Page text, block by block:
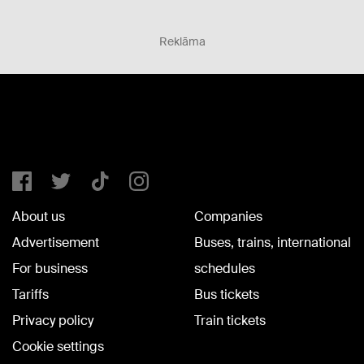
Reklāma
About us
Advertisement
For business
Tariffs
Privacy policy
Cookie settings
Companies
Buses, trains, international
schedules
Bus tickets
Train tickets